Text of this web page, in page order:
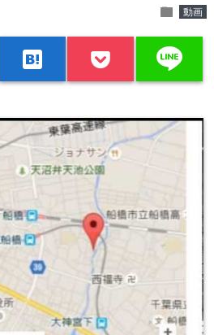
folder 動画
hatenabookmark line